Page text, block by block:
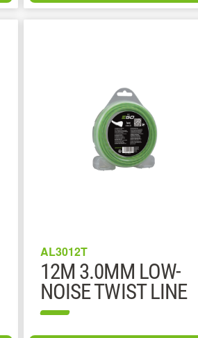
AL3012T
12M 3.0MM LOW-
NOISE TWIST LINE